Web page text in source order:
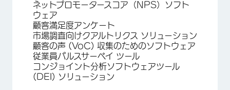
ネットプロモータースコア（NPS）ソフト
ウェア
顧客満足度アンケート
市場調査向けクアルトリクス ソリューション
顧客の声 (VoC) 収集のためのソフトウェア
従業員パルスサーベイ ツール
コンジョイント分析ソフトウェアツール
(DEI) ソリューション